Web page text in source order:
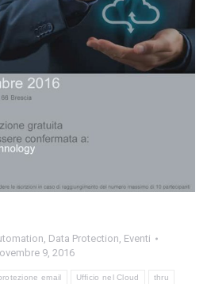
, Data Protection, Eventi
9, 2016
email Ufficio nel Cloud thru